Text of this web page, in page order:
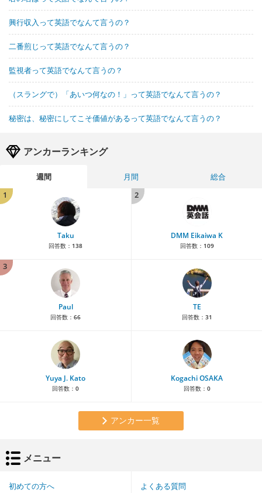
興行収入って英語でなんて言うの？
二番煎じって英語でなんて言うの？
監視者って英語でなんて言うの？
（スラングで）「あいつ何なの！」って英語でなんて言うの？
秘密は、秘密にしてこそ価値があるって英語でなんて言うの？
アンカーランキング
週間 月間
総合
1
Taku
回答数： 138
2
DMM Eikaiwa K
回答数： 109
3
Paul
回答数： 66
TE
回答数： 31
Yuya J. Kato
回答数： 0
Kogachi OSAKA
回答数： 0
アンカー一覧
メニュー
初めての方へ よくある質問